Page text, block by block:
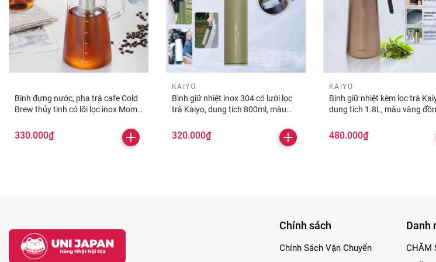
Bình đựng nước, pha trà cafe Cold
Brew thủy tinh có lõi lọc inox Momiji
330.000₫
KAIYO
Bình giữ nhiệt inox 304 có lưới lọc
trà Kaiyo, dung tích 800ml, màu
320.000₫
KAIYO
Bình giữ nhiệt kèm lọc trà
dung tích 1.8L, màu vàng
480.000₫
Chính sách
Chính Sách Vận Chuyển
Danh
CHĂM